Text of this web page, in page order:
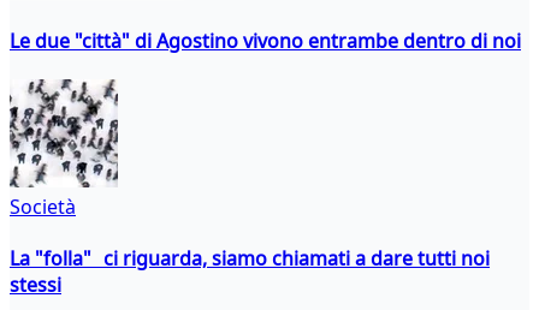
Le due "città" di Agostino vivono entrambe dentro di noi
Società
La "folla" ci riguarda, siamo chiamati a dare tutti noi
stessi